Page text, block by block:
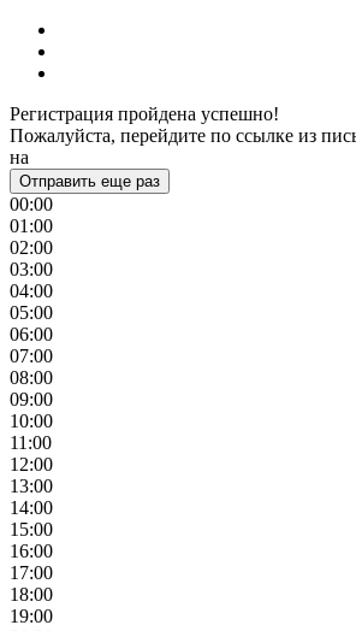
Регистрация пройдена успешно!
Пожалуйста, перейдите по ссылке из
на
Отправить еще раз
00:00
01:00
02:00
03:00
04:00
05:00
06:00
07:00
08:00
09:00
10:00
11:00
12:00
13:00
14:00
15:00
16:00
17:00
18:00
19:00